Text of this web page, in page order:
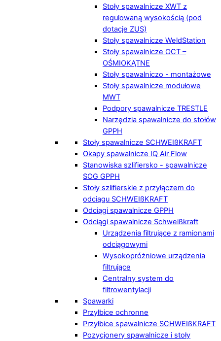
Stoły spawalnicze XWT z
regulowaną wysokością (pod
dotacje ZUS)
Stoły spawalnicze WeldStation
Stoły spawalnicze OCT –
OŚMIOKĄTNE
Stoły spawalniczo - montażowe
Stoły spawalnicze modułowe
MWT
Podpory spawalnicze TRESTLE
Narzędzia spawalnicze do stołów
GPPH
Stoły spawalnicze SCHWEIßKRAFT
Okapy spawalnicze IQ Air Flow
Stanowiska szlifiersko - spawalnicze
SOG GPPH
Stoły szlifierskie z przyłączem do
odciągu SCHWEIßKRAFT
Odciągi spawalnicze GPPH
Odciągi spawalnicze Schweißkraft
Urządzenia filtrujące z ramionami
odciągowymi
Wysokopróżniowe urządzenia
filtrujące
Centralny system do
filtrowentylacji
Spawarki
Przyłbice ochronne
Przyłbice spawalnicze SCHWEIßKRAFT
Pozycjonery spawalnicze i stoły